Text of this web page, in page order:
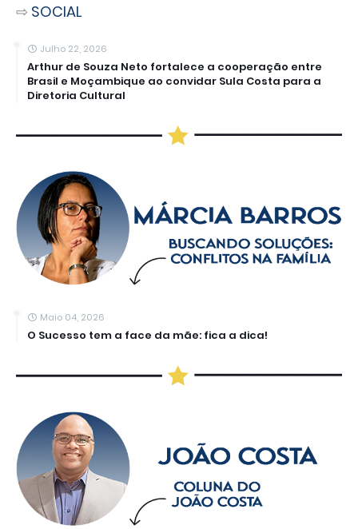
⇨ SOCIAL
Julho 22, 2026
Arthur de Souza Neto fortalece a cooperação entre
Brasil e Moçambique ao convidar Sula Costa para a
Diretoria Cultural
Maio 04, 2026
O Sucesso tem a face da mãe: fica a dica!